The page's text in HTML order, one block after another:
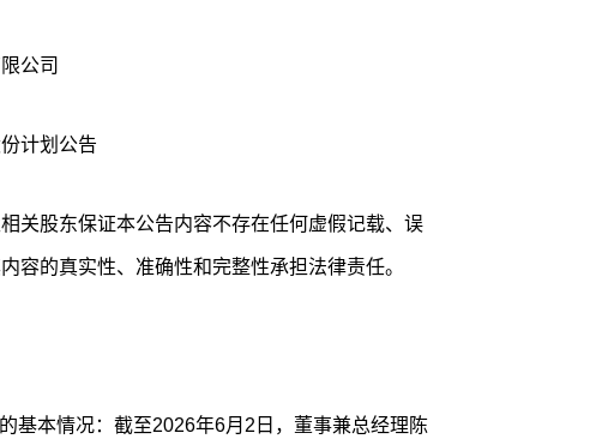
公司
计划公告
关股东保证本公告内容不存在任何虚假记载、误
容的真实性、准确性和完整性承担法律责任。